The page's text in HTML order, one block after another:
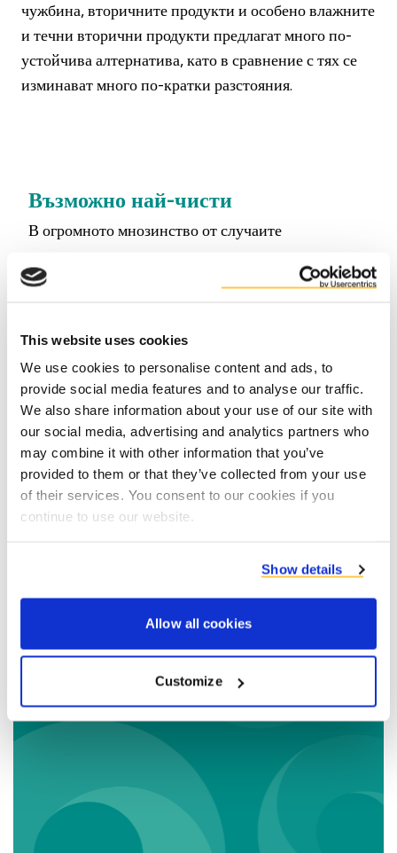
This website uses cookies
We use cookies to personalise content and ads, to
provide social media features and to analyse our traffic.
We also share information about your use of our site with
our social media, advertising and analytics partners who
may combine it with other information that you’ve
provided to them or that they’ve collected from your use
of their services. You consent to our cookies if you
continue to use our website.
Show details
Allow all cookies
Customize
чужбина, вторичните продукти и особено влажните
и течни вторични продукти предлагат много по-
устойчива алтернатива, като в сравнение с тях се
изминават много по-кратки разстояния.
Възможно най-чисти
В огромното мнозинство от случаите
директно от производителя до фермата.
въглеродните емисии от процедурата по
преработка и транспортиране на вторичните
продукти.
Въпроси относно
устойчивостта?